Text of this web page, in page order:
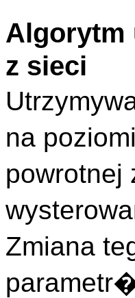
Algorytm
z sieci
na
Zmiana